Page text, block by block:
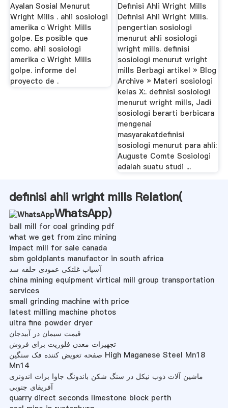
Ayalan Sosial Menurut
Wright Mills . ahli sosiologi
amerika c Wright Mills
golpe. Es posible que
como. ahli sosiologi
amerika c Wright Mills
golpe. informe del
proyecto de .
Definisi Ahli Wright Mills
Definisi Ahli Wright Mills.
pengertian sosiologi
menurut ahli sosiologi
wright mills. definisi
sosiologi menurut wright
mills Berbagi artikel » Blog
Archive » Materi sosiologi
kelas X:. definisi sosiologi
menurut wright mills, Jadi
sosiologi berarti berbicara
mengenai
masyarakatdefinisi
sosiologi menurut para ahli:
Auguste Comte Sosiologi
adalah suatu studi ...
definisi ahli wright mills Relation(
WhatsApp)
ball mill for coal grinding pdf
what we get from zinc mining
impact mill for sale canada
sbm goldplants manufactor in south africa
آسیاب غلتکی عمودی حلقه سد
china mining equipment virtical mill group transportation
services
small grinding machine with price
latest milling machine photos
ultra fine powder dryer
قیمت سیمان در آبیدجان
تجهیزات معدن فلوریت برای فروش
صفحه تعویض کننده فک سنگین High Maganese Steel Mn18
Mn14
ماشین آلات ذوب نیکل در سنگ شکن باندونگ جاوا برات اندونزی
آفریقای جنوبی
quarry direct seconds limestone block perth